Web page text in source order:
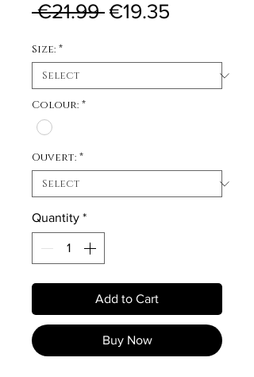
€21.99 Regular Price
€19.35
Size: *
Colour: *
Ouvert: *
Quantity *
Add to Cart
Buy Now